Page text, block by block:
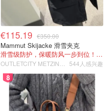
€115.19 €350.00
Mammut Skijacke 滑雪夹克
滑雪级防护，保暖防风一步到位！仅剩s！
544人感兴趣
8